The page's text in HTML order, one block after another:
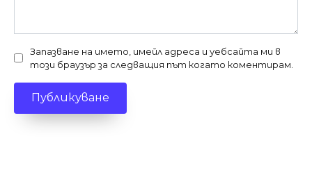
Запазване на името, имейл адреса и уебсайта ми в
този браузър за следващия път когато коментирам.